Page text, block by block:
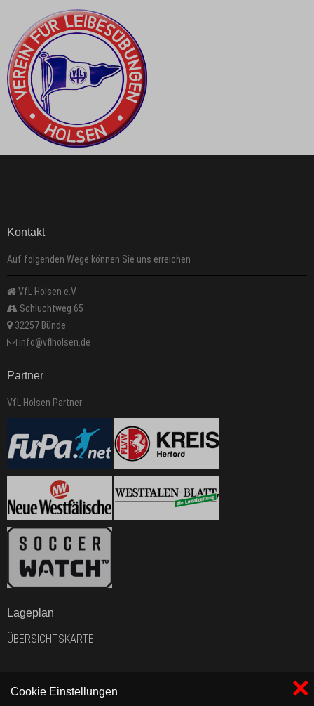
×
Cookie Einstellungen
Kontakt
Auf folgenden Wege können Sie uns erreichen
VfL Holsen e.V.
Schluchtweg 65
32257 Bünde
info@vflholsen.de
Partner
VfL Holsen Partner
Lageplan
ÜBERSICHTSKARTE